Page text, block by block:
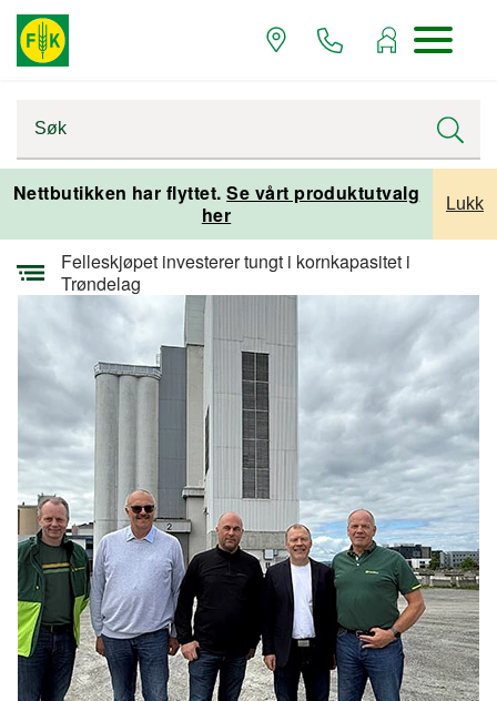
Nettbutikken har flyttet.Se vårt produktutvalg
her
Lukk
Startsiden
Presserom
Felleskjøpet investerer tungt i kornkapasitet i
Trøndelag